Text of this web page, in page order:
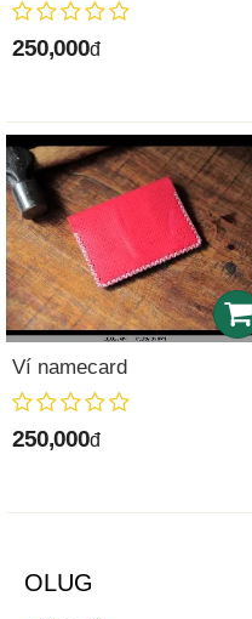
250,000đ
Ví namecard
250,000đ
OLUG